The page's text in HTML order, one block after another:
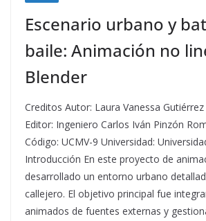
Escenario urbano y
baile: Animación no
Blender
Creditos Autor: Laura Vanessa
Editor: Ingeniero Carlos Iván Pinzón
Código: UCMV-9 Universidad:
Introducción En este proyecto de
desarrollado un entorno urbano
callejero. El objetivo principal fue
animados de fuentes externas y